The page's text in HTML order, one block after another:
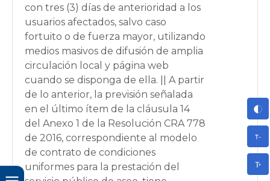
con tres (3) días de anterioridad a los
usuarios afectados, salvo caso
fortuito o de fuerza mayor, utilizando
medios masivos de difusión de amplia
circulación local y página web
cuando se disponga de ella. || A partir
de lo anterior, la previsión señalada
en el último ítem de la cláusula 14
del Anexo 1 de la Resolución CRA 778
de 2016, correspondiente al modelo
de contrato de condiciones
uniformes para la prestación del